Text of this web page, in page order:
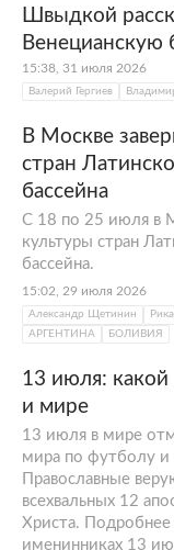
олово, нефть,
ископаемые,
хлопчатник и
испанские
истребили
индейцев. С
называлась
территория
современное
Боливара.
В 1879–1883
Второй
результате
и контроль
в пустыне
произошла
переворот.
Швыдкой
Венецианскую
15:38, 31 июля 2026
Валерий Гергиев
В Москве
стран
бассейна
С 18 по 25 июля в
культуры стран
бассейна.
15:02, 29 июля 2026
Александр Щетинин
АРГЕНТИНА
БОЛИВИЯ
13 июля: какой
и мире
13 июля в мире
мира по футболу
Православные
всехвальных 12
Христа. Подробнее
именинниках 13